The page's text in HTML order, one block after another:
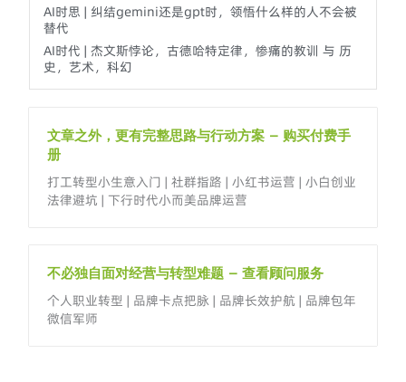
AI时思 | 纠结gemini还是gpt时，领悟什么样的人不会被
替代
AI时代 | 杰文斯悖论，古德哈特定律，惨痛的教训 与 历
史，艺术，科幻
文章之外，更有完整思路与行动方案 – 购买付费手
册
打工转型小生意入门 | 社群指路 | 小红书运营 | 小白创业
法律避坑 | 下行时代小而美品牌运营
不必独自面对经营与转型难题 – 查看顾问服务
个人职业转型 | 品牌卡点把脉 | 品牌长效护航 | 品牌包年
微信军师